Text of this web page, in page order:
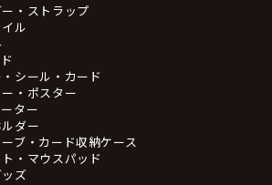
・ストラップ
ル
シール・カード
・ポスター
ター
ダー
ブ・カード収納ケース
・マウスパッド
ズ